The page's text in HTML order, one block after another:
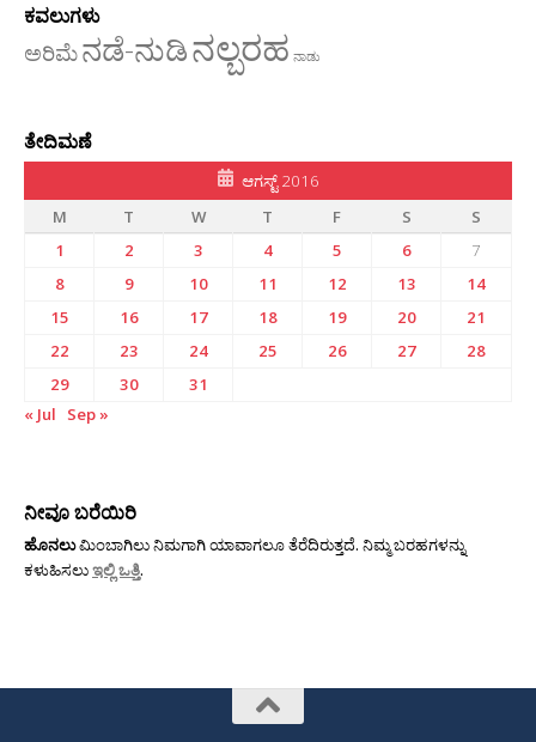
ಕವಲುಗಳು
ಅರಿಮೆನಡೆ-ನುಡಿನಲ್ಬರಹ ನಾಡು
ತೇದಿಮಣೆ
ಆಗಸ್ಟ್ 2016
M
T W T F S
S
1
2 3 4 5 6
7
8
9 10 11 12 13
14
15
16 17 18 19 20
21
22
23 24 25 26 27
28
29
30
31
« Jul
Sep »
ನೀವೂ ಬರೆಯಿರಿ
ಹೊನಲುಮಿಂಬಾಗಿಲು ನಿಮಗಾಗಿ ಯಾವಾಗಲೂ ತೆರೆದಿರುತ್ತದೆ. ನಿಮ್ಮ ಬರಹಗಳನ್ನು
ಕಳುಹಿಸಲುಇಲ್ಲಿ ಒತ್ತಿ.